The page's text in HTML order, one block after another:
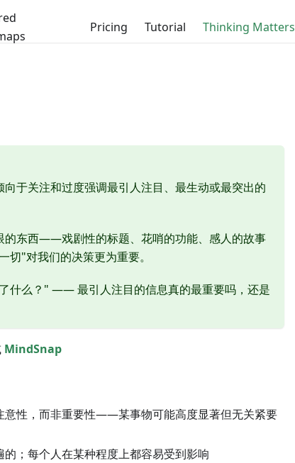
Pricing Tutorial Thinking Matters
向于关注和过度强调最引人注目、最生动或最突出的
的东西——戏剧性的标题、花哨的功能、感人的故事
"对我们的决策更为重要。
什么？" —— 最引人注目的信息真的最重要吗，还是
MindSnap
意性，而非重要性——某事物可能高度显著但无关紧要
；每个人在某种程度上都容易受到影响